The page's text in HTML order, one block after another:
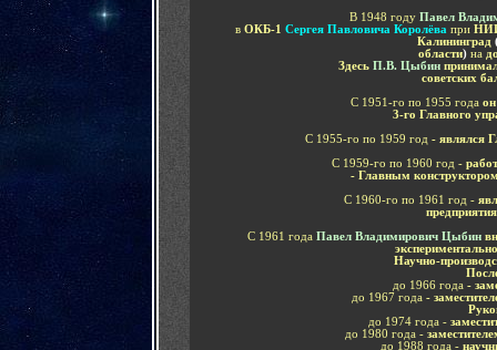
В 1948 году Павел
в ОКБ-1 Сергея Павловича Королёва при
Калининград
области) на
Здесь П.В. Цыбин
советских
С 1951-го по 1955 года
3-го Главного
С 1955-го по 1959 год - являлся
С 1959-го по 1960 год -
- Главным
С 1960-го по 1961 год -
С 1961 года Павел Владимирович Цыбин
Научно-
до 1966 года -
до 1967 года -
до 1974 года -
до 1980 года -
до 1988 года -